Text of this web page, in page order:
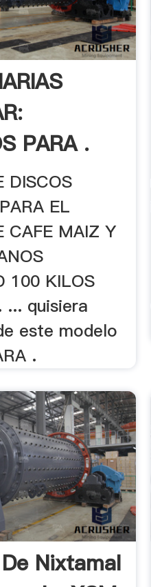
PARA .
DISCOS
EL
CAFE MAIZ Y
100 KILOS
... quisiera
este modelo
.
Nixtamal